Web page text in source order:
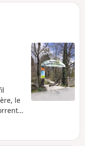
le
se